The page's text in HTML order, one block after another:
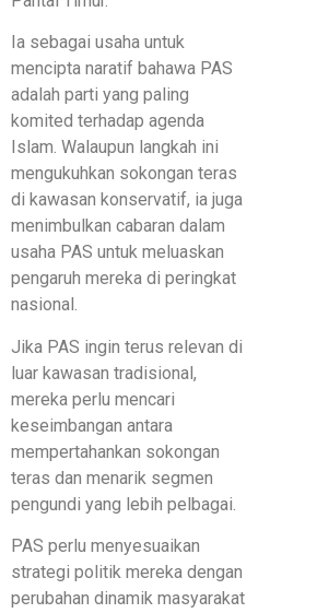
Ia sebagai usaha untuk
mencipta naratif bahawa PAS
adalah parti yang paling
komited terhadap agenda
Islam. Walaupun langkah ini
mengukuhkan sokongan teras
di kawasan konservatif, ia juga
menimbulkan cabaran dalam
usaha PAS untuk meluaskan
pengaruh mereka di peringkat
nasional.
Jika PAS ingin terus relevan di
luar kawasan tradisional,
mereka perlu mencari
keseimban­gan antara
mempertahankan sokongan
teras dan menarik segmen
pengundi yang lebih pelbagai.
PAS perlu menyesuaikan
strategi politik mereka dengan
perubahan dinamik masyarakat